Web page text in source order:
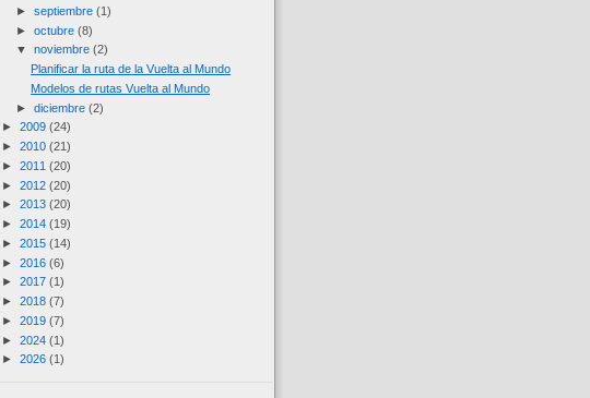
► septiembre (1)
► octubre (8)
▼ noviembre (2)
Planificar la ruta de la Vuelta al Mundo
Modelos de rutas Vuelta al Mundo
► diciembre (2)
► 2009 (24)
► 2010 (21)
► 2011 (20)
► 2012 (20)
► 2013 (20)
► 2014 (19)
► 2015 (14)
► 2016 (6)
► 2017 (1)
► 2018 (7)
► 2019 (7)
► 2024 (1)
► 2026 (1)